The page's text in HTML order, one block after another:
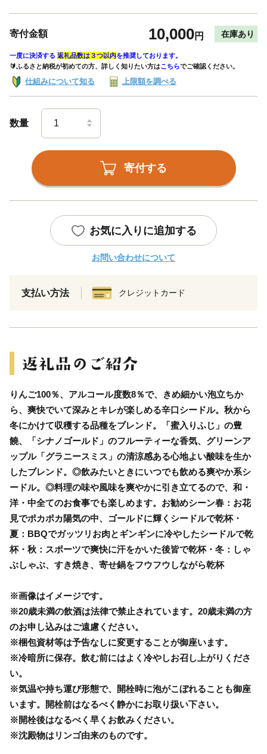
寄付金額 10,000円 在庫あり
一度に決済する 返礼品数は３つ以内を推奨しております。
🔰ふるさと納税が初めての方、詳しく知りたい方はこちらでご確認ください。
仕組みについて知る 上限額を調べる
数量
寄付する
お気に入りに追加する
お問い合わせについて
支払い方法 クレジットカード
りんご100％、アルコール度数8％で、きめ細かい泡立ちか
ら、爽快でいて深みとキレが楽しめる辛口シードル。秋から
冬にかけて収穫する品種をブレンド。「蜜入りふじ」の豊
饒、「シナノゴールド」のフルーティーな香気、グリーンア
ップル「グラニースミス」の清涼感ある心地よい酸味を生か
したブレンド。◎飲みたいときにいつでも飲める爽やか系シ
ードル。◎料理の味や風味を爽やかに引き立てるので、和・
洋・中全てのお食事でも楽しめます。お勧めシーン春：お花
見でポカポカ陽気の中、ゴールドに輝くシードルで乾杯・
夏：BBQでガッツリお肉とギンギンに冷やしたシードルで乾
杯・秋：スポーツで爽快に汗をかいた後皆で乾杯・冬：しゃ
ぶしゃぶ、すき焼き、寄せ鍋をフウフウしながら乾杯
※画像はイメージです。
※20歳未満の飲酒は法律で禁止されています。20歳未満の方
のお申し込みはご遠慮ください。
※梱包資材等は予告なしに変更することが御座います。
※冷暗所に保存。飲む前にはよく冷やしお召し上がりくださ
い。
※気温や持ち運び形態で、開栓時に泡がこぼれることも御座
います。開栓前はなるべく静かにお取り扱い下さい。
※開栓後はなるべく早くお飲みください。
※沈殿物はリンゴ由来のものです。